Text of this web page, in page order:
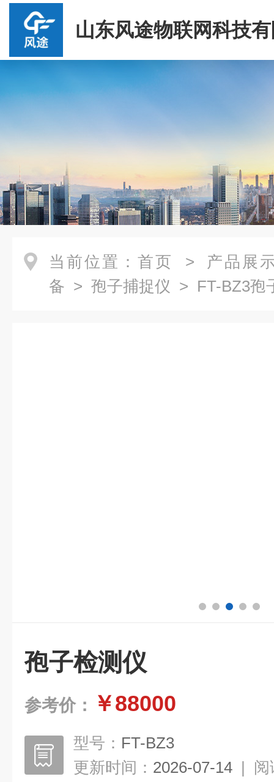
山东风途物联网科技
当前位置： 首页 > 产品展
备 > 孢子捕捉仪 > FT-BZ3孢
孢子检测仪
参考价： ￥88000
型号： FT-BZ3
更新时间： 2026-07-14 | 阅